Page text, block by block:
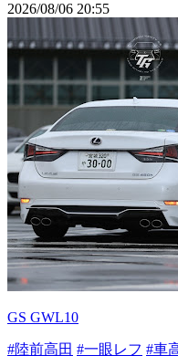
2026/08/06 20:55
GS GWL10
#陸前高田 #一眼レフ #車